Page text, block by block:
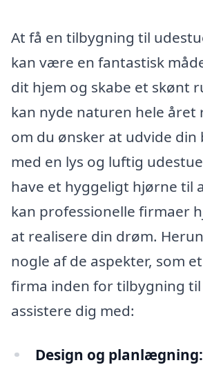
At få en tilbygning til
kan være en fantastisk
dit hjem og skabe et skønt
kan nyde naturen hele året
om du ønsker at udvide din
med en lys og luftig
have et hyggeligt hjørne til
kan professionelle firmaer
at realisere din drøm.
nogle af de aspekter, som
firma inden for tilbygning
assistere dig med:
Design og planlægning: